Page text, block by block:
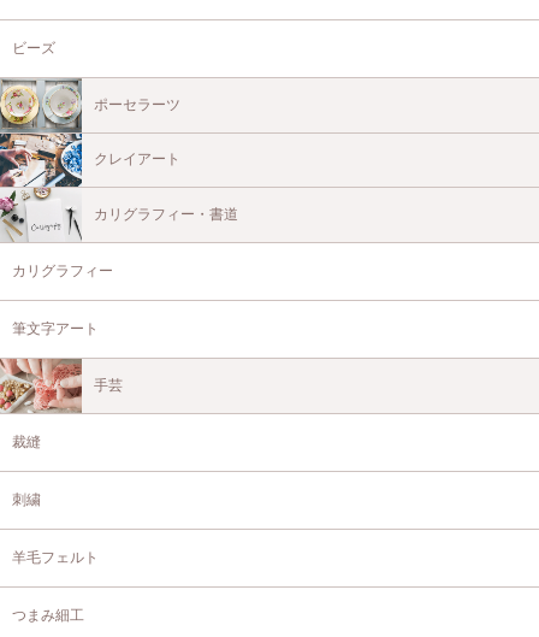
ビーズ
ポーセラーツ
クレイアート
カリグラフィー・書道
カリグラフィー
筆文字アート
手芸
裁縫
刺繍
羊毛フェルト
つまみ細工